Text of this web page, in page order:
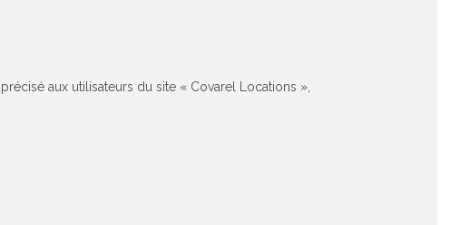
aux utilisateurs du site « Covarel Locations »,